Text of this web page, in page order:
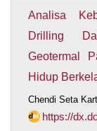
Analisa
Drilling
Geotermal
Hidup
Chendi Seta
https://